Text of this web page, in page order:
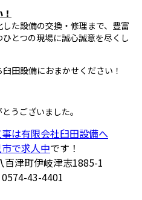
た設備の交換・修理まで、豊富
とつの現場に誠心誠意を尽くし
田設備におまかせください！
うございました。
は有限会社臼田設備へ
で求人中です！
津町伊岐津志1885-1
43-4401